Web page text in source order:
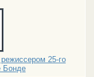
25-го
Бонде